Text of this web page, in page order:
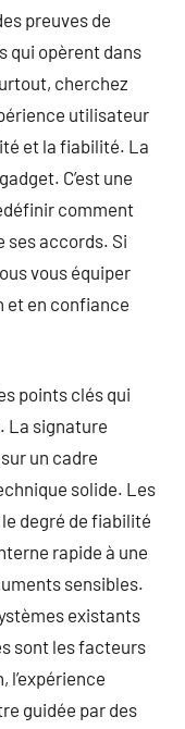
preuves de
qui opèrent dans
cherchez
utilisateur
et la fiabilité. La
C’est une
comment
ses accords. Si
vous équiper
et en confiance
points clés qui
La signature
un cadre
solide. Les
degré de fiabilité
rapide à une
sensibles.
existants
sont les facteurs
l’expérience
guidée par des